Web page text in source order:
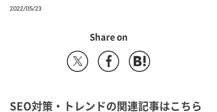
2022/05/23
Share on
SEO対策・トレンドの関連記事はこちら